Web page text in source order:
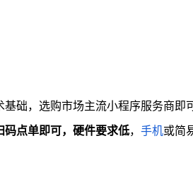
基础，选购市场主流小程序服务商即
点单即可，硬件要求低， 手机或简